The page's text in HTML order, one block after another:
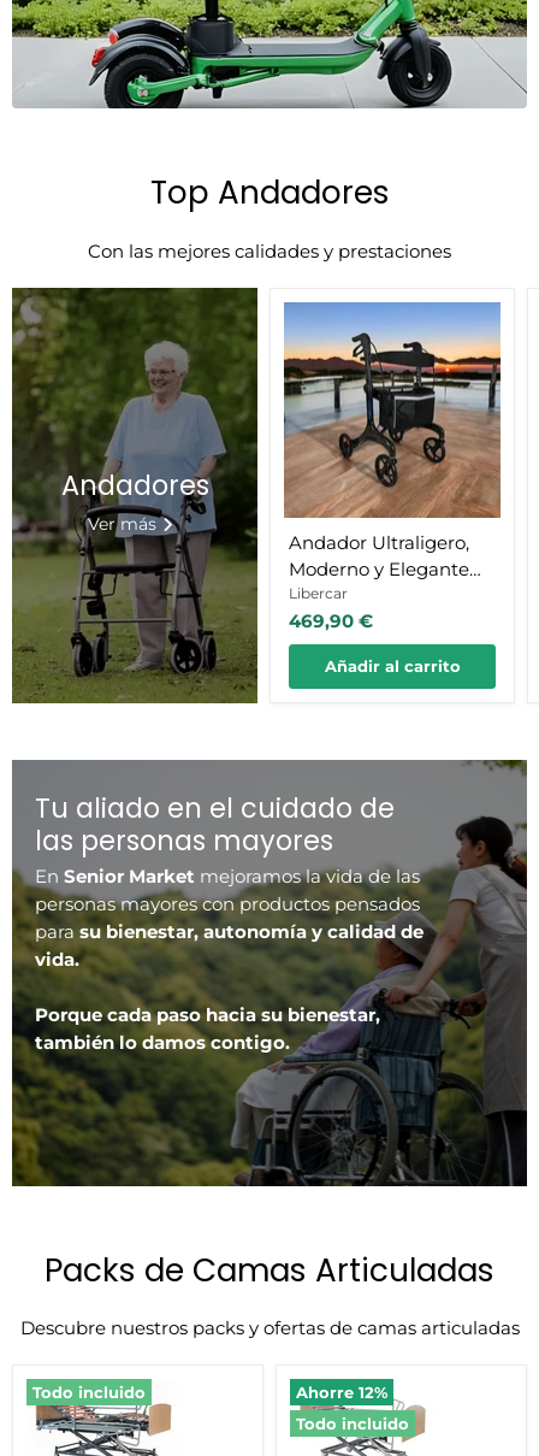
Top Andadores
Con las mejores calidades y prestaciones
Andadores
Ver más
Ultraligero,
Moderno
y
Elegante
en
Fibra
de
Carbono
Andador Ultraligero,
Moderno y Elegante
en Fibra de Carbono
Libercar
469,90 €
Añadir al carrito
Tu aliado en el cuidado de
las personas mayores
En Senior Market mejoramos la vida de las
personas mayores con productos pensados
para su bienestar, autonomía y calidad de
vida.
Porque cada paso hacia su bienestar,
también lo damos contigo.
Packs de Camas Articuladas
Descubre nuestros packs y ofertas de camas articuladas
Todo incluido
Cama
articulada
eléctrica
Ahorre12%
Todo incluido
Cama
articulada
plus
eléctrica